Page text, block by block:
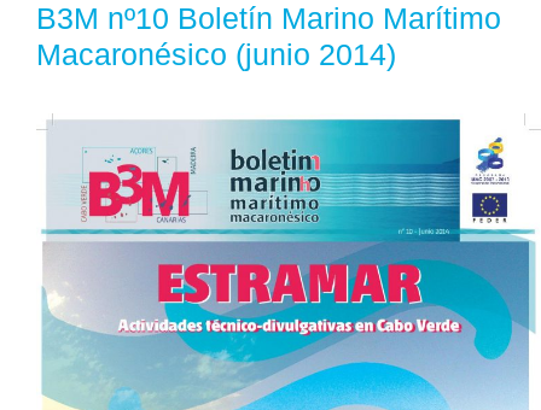
B3M nº10 Boletín Marino Marítimo
Macaronésico (junio 2014)